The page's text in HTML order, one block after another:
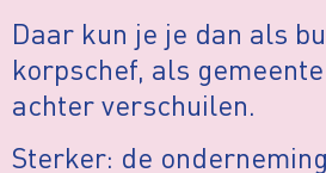
Daar kun je je dan als
korpschef, als
achter verschuilen.
Sterker: de